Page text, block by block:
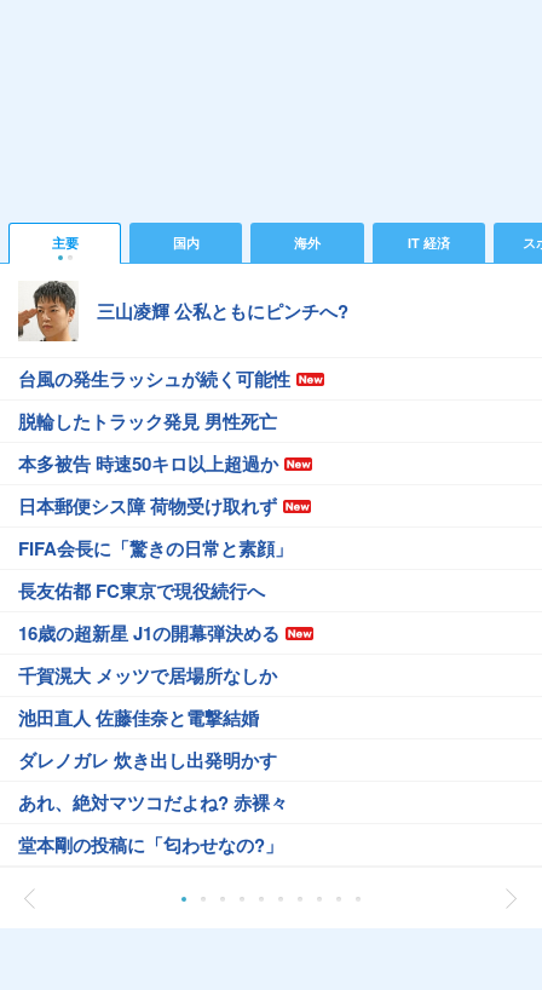
主要 国内 海外 IT 経済 ス
三山凌輝 公私ともにピンチへ?
台風の発生ラッシュが続く可能性
脱輪したトラック発見 男性死亡
本多被告 時速50キロ以上超過か
日本郵便シス障 荷物受け取れず
FIFA会長に「驚きの日常と素顔」
長友佑都 FC東京で現役続行へ
16歳の超新星 J1の開幕弾決める
千賀滉大 メッツで居場所なしか
池田直人 佐藤佳奈と電撃結婚
ダレノガレ 炊き出し出発明かす
あれ、絶対マツコだよね? 赤裸々
堂本剛の投稿に「匂わせなの?」